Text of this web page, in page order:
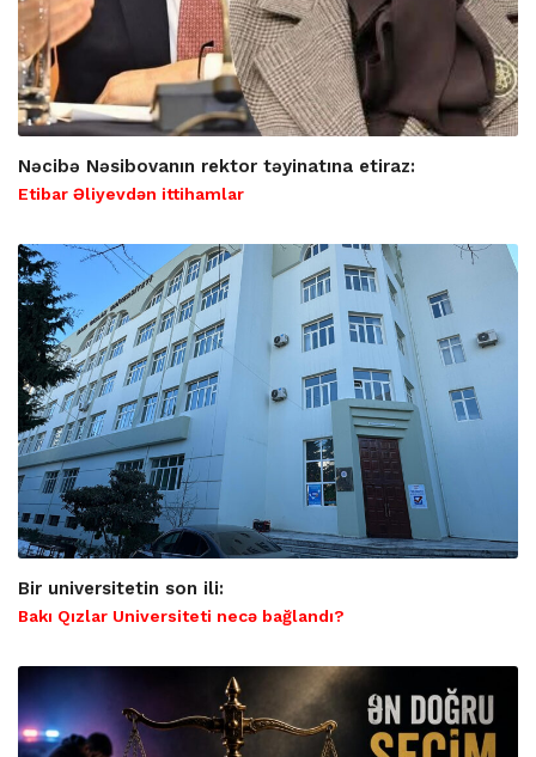
Nəcibə Nəsibovanın rektor təyinatına etiraz:
Etibar Əliyevdən ittihamlar
Bir universitetin son ili:
Bakı Qızlar Universiteti necə bağlandı?